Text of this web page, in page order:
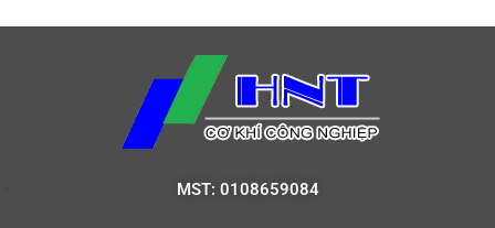
MST: 0108659084